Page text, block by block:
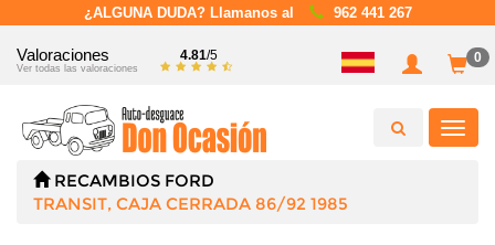
¿ALGUNA DUDA? Llamanos al 962 441 267
Valoraciones
Ver todas las valoraciones
4.81/5 0
RECAMBIOS FORD
TRANSIT, CAJA CERRADA 86/92 1985